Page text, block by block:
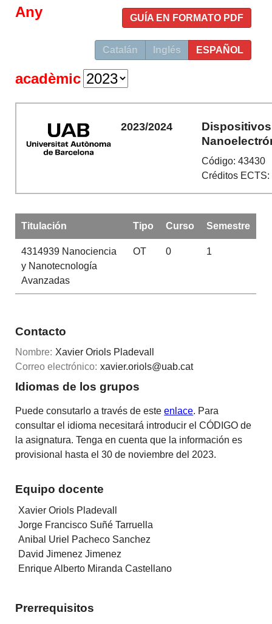
GUÍA EN FORMATO PDF
Catalán Inglés ESPAÑOL
Any
acadèmic
2023/2024
Dispositivos
Código: 43430
Créditos ECTS:
Titulación Tipo Curso Semestre
4314939Nanociencia
y Nanotecnología
Avanzadas
OT 0 1
Contacto
Nombre: Xavier Oriols Pladevall
Correo electrónico: xavier.oriols@uab.cat
Idiomas de los grupos
Puede consutarlo a través de esteenlace. Para
consultar el idioma necesitará introducir el CÓDIGO de
la asignatura. Tenga en cuenta que la información es
provisional hasta el 30 de noviembre del 2023.
Equipo docente
Xavier Oriols Pladevall
Jorge Francisco Suñé Tarruella
Anibal Uriel Pacheco Sanchez
David Jimenez Jimenez
Enrique Alberto Miranda Castellano
Prerrequisitos